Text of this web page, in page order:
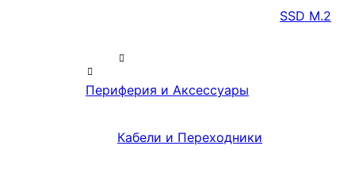
SSD M.2
Периферия и Аксессуары
Кабели и Переходники